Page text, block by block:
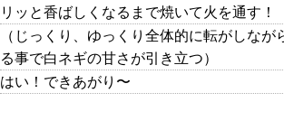
リッと香ばしくなるまで焼いて火を通す！
（じっくり、ゆっくり全体的に転がしな
る事で白ネギの甘さが引き立つ）
はい！できあがり〜